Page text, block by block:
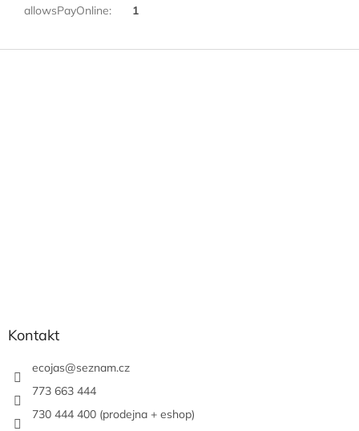
allowsPayOnline: 1
Kontakt
ecojas@seznam.cz
773 663 444
730 444 400 (prodejna + eshop)